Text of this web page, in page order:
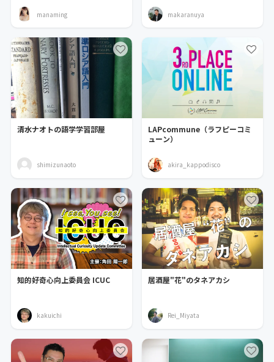
manaming makaranuya
清水ナオトの語学学習部屋
shimizunaoto
LAPcommune（ラフピーコミ
ューン）
akira_kappodisco
知的好奇心向上委員会 ICUC
kakuichi
居酒屋"花"のタネアカシ
Rei_Miyata